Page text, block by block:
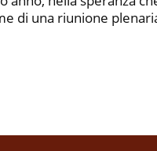
di una riunione